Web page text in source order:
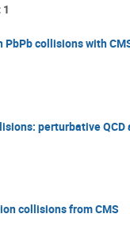
PbPb collisions with
perturbative QCD
collisions from CMS